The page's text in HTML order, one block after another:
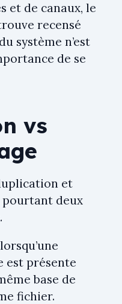
et de canaux, le
recensé
système n’est
de se
vs
et
pourtant deux
est présente
base de
fichier.